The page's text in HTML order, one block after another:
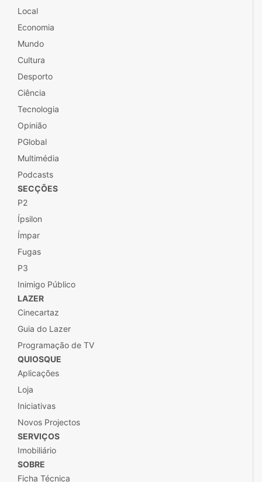
Local
Economia
Mundo
Cultura
Desporto
Ciência
Tecnologia
Opinião
PGlobal
Multimédia
Podcasts
SECÇÕES
P2
Ípsilon
Ímpar
Fugas
P3
Inimigo Público
LAZER
Cinecartaz
Guia do Lazer
Programação de TV
QUIOSQUE
Aplicações
Loja
Iniciativas
Novos Projectos
SERVIÇOS
Imobiliário
SOBRE
Ficha Técnica